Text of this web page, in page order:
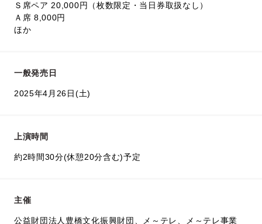
Ｓ席ペア 20,000円（枚数限定・当日券取扱なし）
Ａ席 8,000円
ほか
一般発売日
2025年4月26日(土)
上演時間
約2時間30分(休憩20分含む)予定
主催
公益財団法人豊橋文化振興財団、メ～テレ、メ～テレ事業